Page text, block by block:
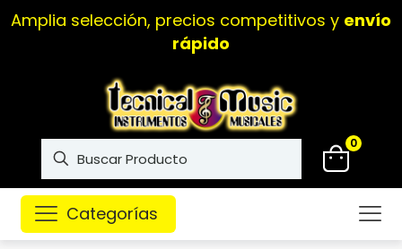
Amplia selección, precios competitivos y envío
rápido
0
Categorías